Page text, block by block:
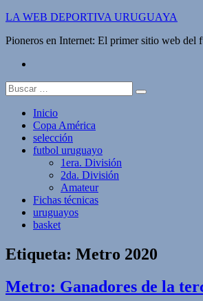
Saltar
contenido
LA WEB DEPORTIVA URUGUAYA
Pioneros en Internet: El primer sitio web del
Buscar:
Inicio
Copa América
selección
futbol uruguayo
1era. División
2da. División
Amateur
Fichas técnicas
uruguayos
basket
Etiqueta: Metro 2020
Metro: Ganadores de la